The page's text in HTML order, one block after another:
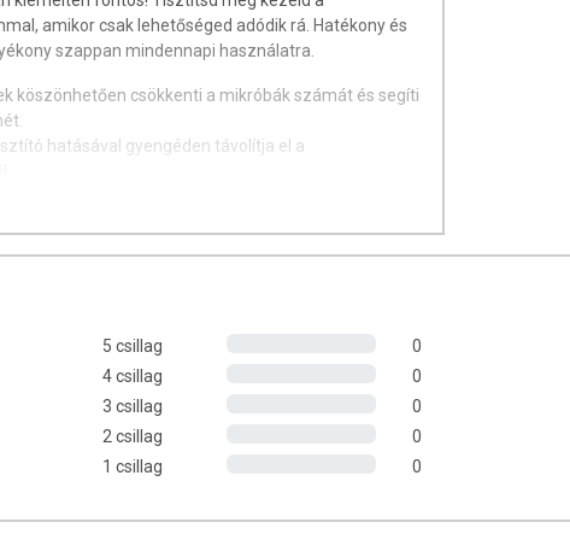
amikor csak lehetőséged adódik rá. Hatékony és
szappan mindennapi használatra.
köszönhetően csökkenti a mikróbák számát és segíti
hatásával gyengéden távolítja el a
hidratáló és visszazsírozó összetevőket is
elkülönítve, a gyártástól számított 24
jelölt hónap végéig.
5 csillag
0
4 csillag
0
3 csillag
0
2 csillag
0
1 csillag
0